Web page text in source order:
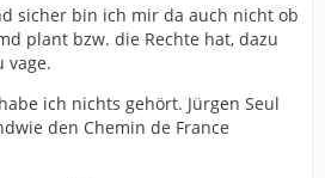
sicher bin ich mir da auch nicht ob
plant bzw. die Rechte hat, dazu
vage.
ich nichts gehört. Jürgen Seul
den Chemin de France